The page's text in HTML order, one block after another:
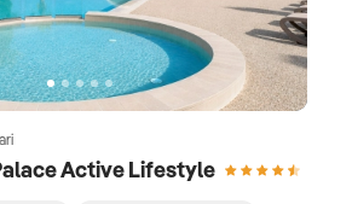
Active Lifestyle